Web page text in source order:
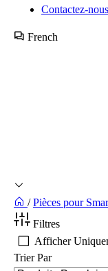
Contactez-nous
French
/ Pièces pour
Filtres
Afficher
Trier Par